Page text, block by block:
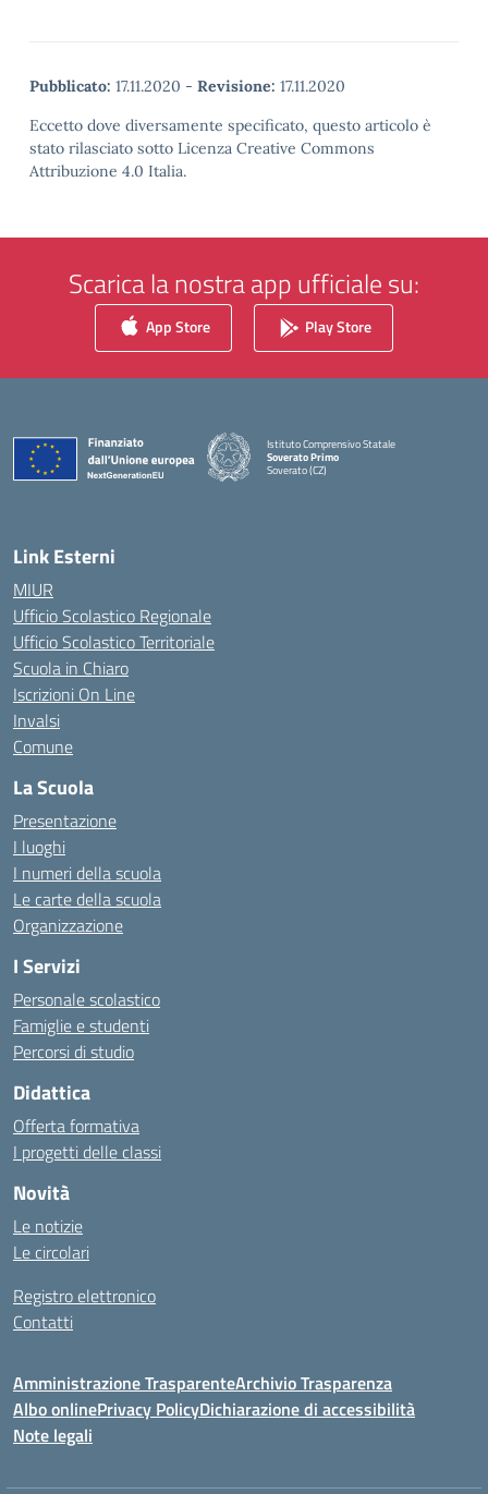
Pubblicato: 17.11.2020 - Revisione: 17.11.2020
Eccetto dove diversamente specificato, questo articolo è
stato rilasciato sotto Licenza Creative Commons
Attribuzione 4.0 Italia.
Scarica la nostra app ufficiale su:
App Store Play Store
Istituto Comprensivo Statale
Soverato Primo
Soverato (CZ)
Link Esterni
MIUR
Ufficio Scolastico Regionale
Ufficio Scolastico Territoriale
Scuola in Chiaro
Iscrizioni On Line
Invalsi
Comune
La Scuola
Presentazione
I luoghi
I numeri della scuola
Le carte della scuola
Organizzazione
I Servizi
Personale scolastico
Famiglie e studenti
Percorsi di studio
Didattica
Offerta formativa
I progetti delle classi
Novità
Le notizie
Le circolari
Registro elettronico
Contatti
Amministrazione TrasparenteArchivio Trasparenza
Albo onlinePrivacy PolicyDichiarazione di accessibilità
Note legali